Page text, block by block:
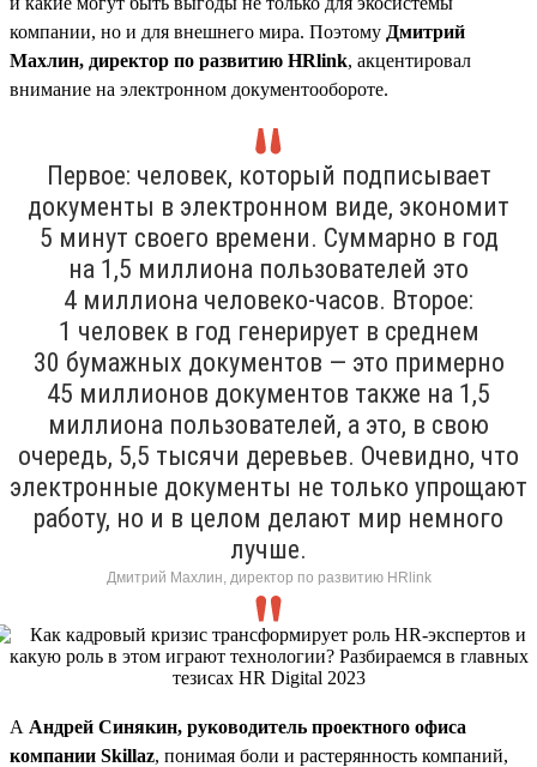
компании, но и для внешнего мира. Поэтому Дмитрий
Махлин, директор по развитию HRlink, акцентировал
внимание на электронном документообороте.
Первое: человек, который подписывает
документы в электронном виде, экономит
5 минут своего времени. Суммарно в год
на 1,5 миллиона пользователей это
4 миллиона человеко-часов. Второе:
1 человек в год генерирует в среднем
30 бумажных документов — это примерно
45 миллионов документов также на 1,5
миллиона пользователей, а это, в свою
очередь, 5,5 тысячи деревьев. Очевидно, что
электронные документы не только упрощают
работу, но и в целом делают мир немного
лучше.
Дмитрий Махлин, директор по развитию HRlink
А Андрей Синякин, руководитель проектного офиса
компании Skillaz, понимая боли и растерянность компаний,